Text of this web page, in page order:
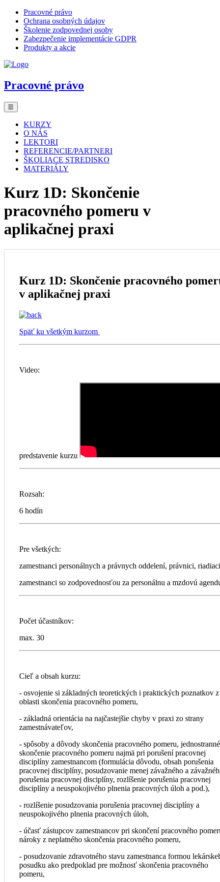
Pracovné právo
Ochrana osobných údajov
Školenie zodpovednej osoby
Zabezpečenie implementácie GDPR
Produkty a akcie
Pracovné právo
☰
KURZY
O NÁS
LEKTORI
REFERENCIE/PARTNERI
ŠKOLIACE STREDISKO
MATERIÁLY
Kurz 1D: Skončenie
pracovného pomeru v
aplikačnej praxi
Kurz 1D: Skončenie pracovného
v aplikačnej praxi
Späť ku všetkým kurzom
Video:
predstavenie kurzu
Rozsah:
6 hodín
Pre všetkých:
zamestnanci personálnych a právnych oddelení, právnici, riadiaci
zamestnanci so zodpovednosťou za personálnu a mzdovú
Počet účastníkov:
max. 30
Cieľ a obsah kurzu:
- osvojenie si základných teoretických i praktických poznatkov z
oblasti skončenia pracovného pomeru,
- základná orientácia na najčastejšie chyby v praxi zo strany
zamestnávateľov,
- spôsoby a dôvody skončenia pracovného pomeru, jednostranné
skončenie pracovného pomeru najmä pri porušení pracovnej
disciplíny zamestnancom (formulácia dôvodu, obsah porušenia
pracovnej disciplíny, posudzovanie menej závažného a
porušenia pracovnej disciplíny, rozlíšenie porušenia pracovnej
disciplíny a neuspokojivého plnenia pracovných úloh a pod.),
- rozlíšenie posudzovania porušenia pracovnej disciplíny a
neuspokojivého plnenia pracovných úloh,
- účasť zástupcov zamestnancov pri skončení pracovného
nároky z neplatného skončenia pracovného pomeru,
- posudzovanie zdravotného stavu zamestnanca formou
posudku ako predpoklad pre možnosť skončenia pracovného
pomeru,